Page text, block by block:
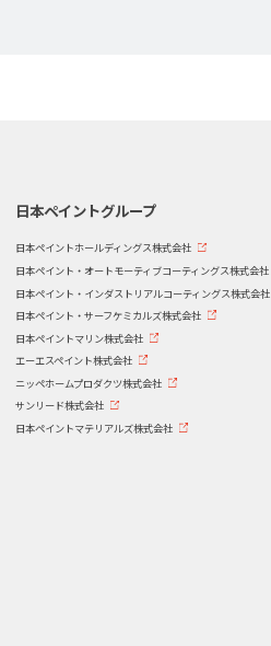
日本ペイントグループ
日本ペイントホールディングス株式会社
日本ペイント・オートモーティブコーティングス株式会社
日本ペイント・インダストリアルコーティングス株式会社
日本ペイント・サーフケミカルズ株式会社
日本ペイントマリン株式会社
エーエスペイント株式会社
ニッペホームプロダクツ株式会社
サンリード株式会社
日本ペイントマテリアルズ株式会社